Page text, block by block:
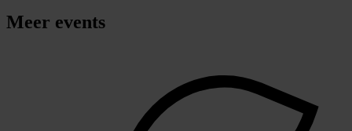
Meer events